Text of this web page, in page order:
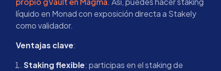
líquido en Monad con exposición directa a Stakely
como validador.
Ventajas clave:
Staking flexible: participas en el staking de